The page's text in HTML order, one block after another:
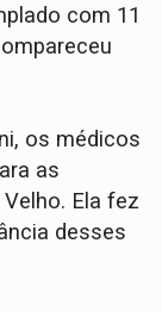
com 11
os médicos
as
Ela fez
desses